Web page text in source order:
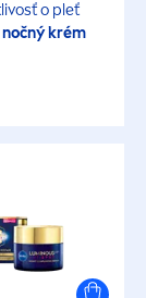
o pleť
krém